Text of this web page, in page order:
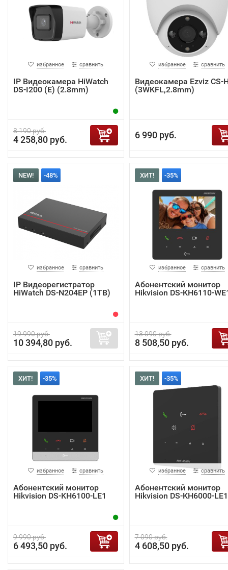
избранное сравнить
IP Видеокамера HiWatch
DS-I200 (E) (2.8mm)
8 190 руб.
4 258,80 руб.
избранное сравнить
Видеокамера Ezviz CS-
(3WKFL,2.8mm)
6 990 руб.
NEW! -48%
избранное сравнить
IP Видеорегистратор
HiWatch DS-N204EP (1TB)
19 990 руб.
10 394,80 руб.
ХИТ! -35%
избранное сравнить
Абонентский монитор
Hikvision DS-KH6110-
13 090 руб.
8 508,50 руб.
ХИТ! -35%
избранное сравнить
Абонентский монитор
Hikvision DS-KH6100-LE1
9 990 руб.
6 493,50 руб.
ХИТ! -35%
избранное сравнить
Абонентский монитор
Hikvision DS-KH6000-LE1
7 090 руб.
4 608,50 руб.